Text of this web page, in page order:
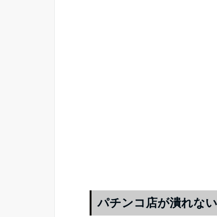
パチンコ店が潰れな